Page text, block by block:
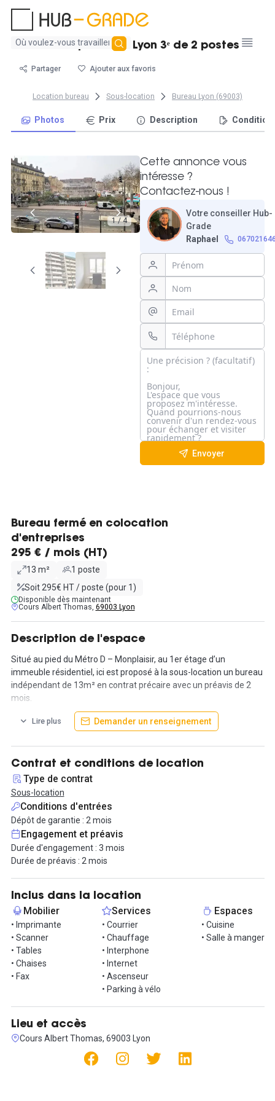
Aucun
trouvé
Bureau privatif à Lyon 3ᵉ de 2 postes
Partager Ajouter aux favoris
Location bureau Sous-location Bureau Lyon (69003)
Photos Prix Description
1 / 4
Cette annonce vous
intéresse ?
Contactez-nous !
Votre conseiller Hub-
Grade
Raphael
Envoyer
Bureau fermé en colocation
d'entreprises
295 € / mois (HT)
13 m²
1 poste
Soit 295€ HT / poste (pour 1)
Disponible dès maintenant
Cours Albert Thomas, 69003 Lyon
Description de l'espace
Situé au pied du Métro D – Monplaisir, au 1er étage d’un
immeuble résidentiel, ici est proposé à la sous-location un bureau
indépendant de 13m² en contrat précaire avec un préavis de 2
mois.
Ce bureau lumineux offre une vue dégagée sur la place Ambroise
Courtois, créant un environnement de travail agréable et
Formule "plug & play" TOUT COMPRIS :
3 jours/semaine : 295€HT/mois
2 jours/semaine : 225€HT/mois
1 jour/semaine : 135€HT/mois
Sont incluses les charges (eau froide, électricité, chauffage) et
les prestations "plug & play" (accès à la fibre filaire et Wi-Fi),
garantissant une installation rapide et sans tracas.
Une machine à café, un réfrigérateur et un four micro-ondes sont
en accès libre dans le bureau voisin, ajoutant à votre confort
quotidien.
Installez-vous dans ce lieu pour partager ce bureau dans une
ambiance studieuse, mais décontractée.
Rejoignez cet espace et profitez d'un espace de travail convivial
et fonctionnel au cœur de Lyon 3 !
NB : Notre bail est un bail industriel et commercial, nous ne
pouvons pas accueillir de profession libérale.
Lire plus Demander un renseignement
Contrat et conditions de location
Type de contrat
Sous-location
Conditions d'entrées
Dépôt de garantie : 2 mois
Engagement et préavis
Durée d'engagement : 3 mois
Durée de préavis : 2 mois
Inclus dans la location
Mobilier
• Imprimante
• Scanner
• Tables
• Chaises
• Fax
Services
• Courrier
• Chauffage
• Interphone
• Internet
• Ascenseur
• Parking à vélo
Espaces
• Cuisine
• Salle à manger
Lieu et accès
Cours Albert Thomas, 69003 Lyon